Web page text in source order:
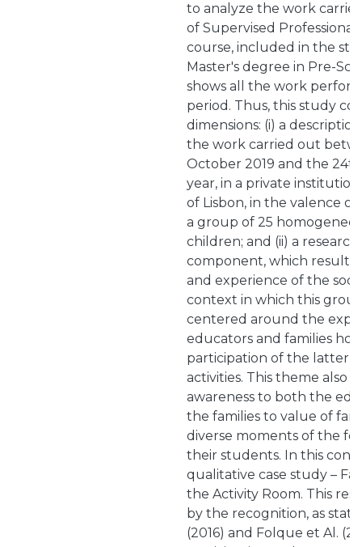
to analyze the work
of Supervised Professional
course, included in the
Master's degree in Pre-
shows all the work
period. Thus, this study
dimensions: (i) a
the work carried out
October 2019 and the
year, in a private
of Lisbon, in the valence
a group of 25
children; and (ii) a
component, which results
and experience of the
context in which this
centered around the
educators and families
participation of the latter in
activities. This theme also
awareness to both the
the families to value of
diverse moments of the
their students. In this
qualitative case study –
the Activity Room. This
by the recognition, as
(2016) and Folque et Al.